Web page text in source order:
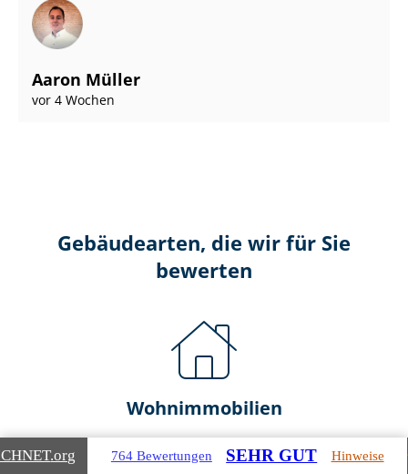
Aaron Müller
vor 4 Wochen
Gebäudearten, die wir für Sie
bewerten
Wohnimmobilien
Ein- und Zwei­fa­mi­li­en­häu­ser
.org 764 Bewertungen SEHR GUT Hinweise